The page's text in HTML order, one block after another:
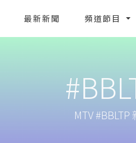
最新新聞 頻道節目
MTV #BBLTP